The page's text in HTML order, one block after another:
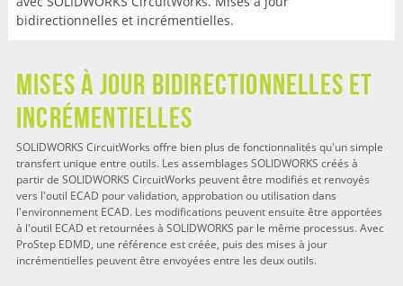
bidirectionnelles et incrémentielles.
Mises à jour bidirectionnelles et
incrémentielles
SOLIDWORKS CircuitWorks offre bien plus de fonctionnalités qu'un simple
transfert unique entre outils. Les assemblages SOLIDWORKS créés à
partir de SOLIDWORKS CircuitWorks peuvent être modifiés et renvoyés
vers l'outil ECAD pour validation, approbation ou utilisation dans
l'environnement ECAD. Les modifications peuvent ensuite être apportées
à l'outil ECAD et retournées à SOLIDWORKS par le même processus. Avec
ProStep EDMD, une référence est créée, puis des mises à jour
incrémentielles peuvent être envoyées entre les deux outils.